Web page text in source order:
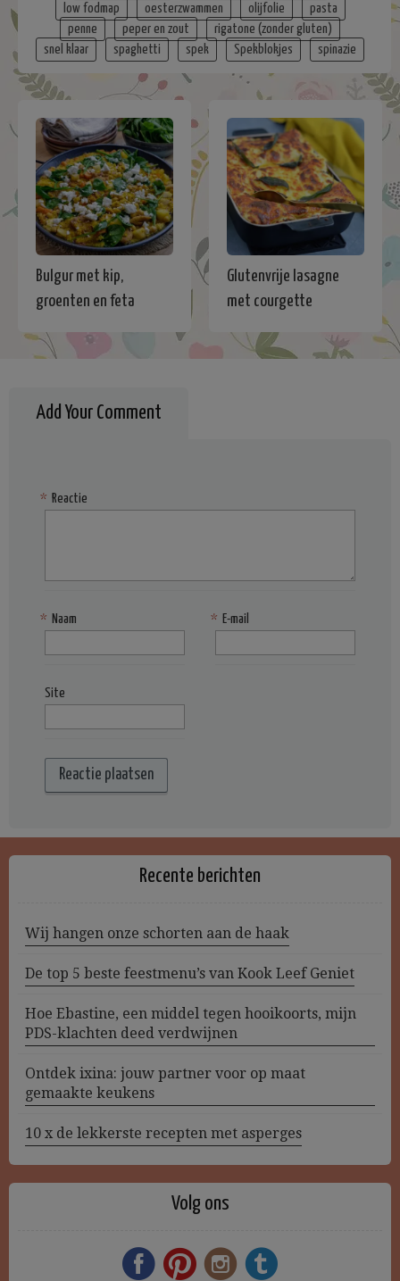
low fodmap
oesterzwammen olijfolie
pasta
penne
peper en zout
rigatone (zonder gluten)
snel klaar
spaghetti spek Spekblokjes spinazie
Bulgur met kip,
groenten en feta
Glutenvrije lasagne
met courgette
Add Your Comment
Reactie
*
Naam
* E-mail
*
Site
Recente berichten
Wij hangen onze schorten aan de haak
De top 5 beste feestmenu’s van Kook Leef Geniet
Hoe Ebastine, een middel tegen hooikoorts, mijn
PDS-klachten deed verdwijnen
Ontdek ixina: jouw partner voor op maat
gemaakte keukens
10 x de lekkerste recepten met asperges
Volg ons